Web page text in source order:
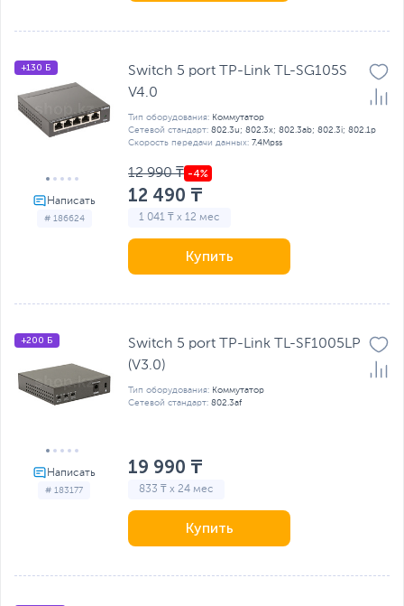
# 186624
+130 Б
Switch 5 port TP-Link TL-SG105S
V4.0
Тип оборудования: Коммутатор
Сетевой стандарт: 802.3u; 802.3x; 802.3ab; 802.3i; 802.1р
Скорость передачи данных: 7.4Mpss
12 990 ₸
12 490 ₸
1 041 ₸ x 12 мес
Купить
# 183177
+200 Б
Switch 5 port TP-Link TL-SF1005LP
(V3.0)
Тип оборудования: Коммутатор
Сетевой стандарт: 802.3af
19 990 ₸
833 ₸ x 24 мес
Купить